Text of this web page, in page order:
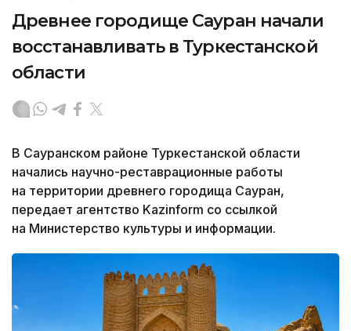
Древнее городище Сауран начали
восстанавливать в Туркестанской
области
В Сауранском районе Туркестанской области
начались научно-реставрационные работы
на территории древнего городища Сауран,
передает агентство Kazinform со ссылкой
на Министерство культуры и информации.